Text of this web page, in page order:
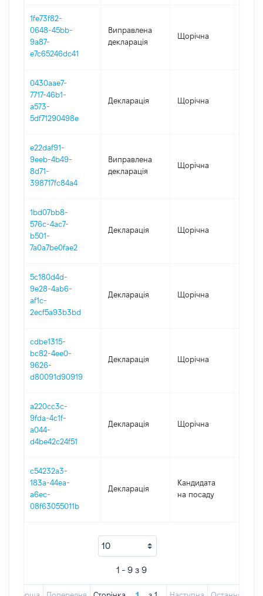
1fe73f82-
0648-45bb-
9a87-
e7c65246dc41
Виправлена
декларація
Щорічна
0430aae7-
7717-46b1-
a573-
5df71290498e
Декларація Щорічна
e22daf91-
9eeb-4b49-
8d71-
398717fc84a4
Виправлена
декларація
Щорічна
1bd07bb8-
576c-4ac7-
b501-
7a0a7be0fae2
Декларація Щорічна
5c180d4d-
9e28-4ab6-
af1c-
2ecf5a93b3bd
Декларація Щорічна
cdbe1315-
bc82-4ee0-
9626-
d80091d90919
Декларація Щорічна
a220cc3c-
9fda-4c1f-
a044-
d4be42c24f51
Декларація Щорічна
c54232a3-
183a-44ea-
a6ec-
08f63055011b
Декларація
Кандидата
на посаду
1 - 9 з 9